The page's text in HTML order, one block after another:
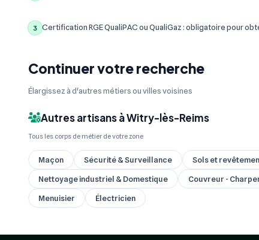
3 Certification RGE QualiPAC ou QualiGaz : obligatoire pour
Continuer votre recherche
Élargissez à d'autres métiers ou villes voisines
Autres artisans à Witry-lès-Reims
Tous les corps de métier de votre zone
Maçon Sécurité & Surveillance
Sols et
Nettoyage industriel & Domestique
Couvreur -
Menuisier
Électricien